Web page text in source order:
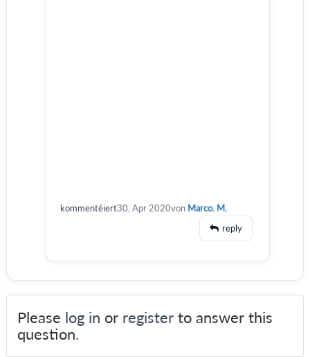
kommentéiert30, Apr 2020von Marco. M.
reply
Please log in or register to answer this
question.